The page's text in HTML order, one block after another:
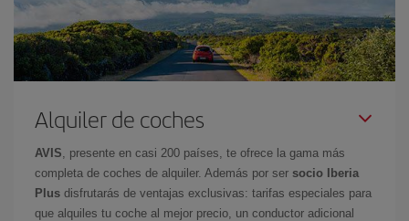
Alquiler de coches
AVIS , presente en casi 200 países, te ofrece la gama más
completa de coches de alquiler. Además por ser socio Iberia
Plus disfrutarás de ventajas exclusivas: tarifas especiales para
que alquiles tu coche al mejor precio, un conductor adicional